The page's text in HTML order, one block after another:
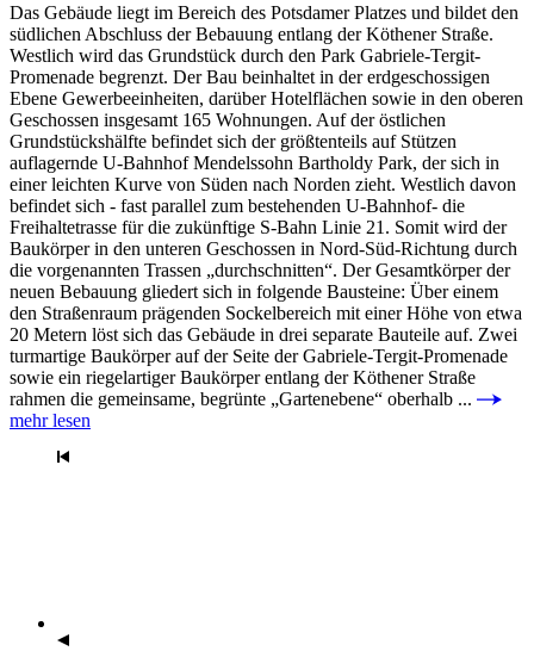
Das Gebäude liegt im Bereich des Potsdamer Platzes und bildet den
südlichen Abschluss der Bebauung entlang der Köthener Straße.
Westlich wird das Grundstück durch den Park Gabriele-Tergit-
Promenade begrenzt. Der Bau beinhaltet in der erdgeschossigen
Ebene Gewerbeeinheiten, darüber Hotelflächen sowie in den oberen
Geschossen insgesamt 165 Wohnungen. Auf der östlichen
Grundstückshälfte befindet sich der größtenteils auf Stützen
auflagernde U-Bahnhof Mendelssohn Bartholdy Park, der sich in
einer leichten Kurve von Süden nach Norden zieht. Westlich davon
befindet sich - fast parallel zum bestehenden U-Bahnhof- die
Freihaltetrasse für die zukünftige S-Bahn Linie 21. Somit wird der
Baukörper in den unteren Geschossen in Nord-Süd-Richtung durch
die vorgenannten Trassen „durchschnitten“. Der Gesamtkörper der
neuen Bebauung gliedert sich in folgende Bausteine: Über einem
den Straßenraum prägenden Sockelbereich mit einer Höhe von etwa
20 Metern löst sich das Gebäude in drei separate Bauteile auf. Zwei
turmartige Baukörper auf der Seite der Gabriele-Tergit-Promenade
sowie ein riegelartiger Baukörper entlang der Köthener Straße
rahmen die gemeinsame, begrünte „Gartenebene“ oberhalb ...
mehr lesen